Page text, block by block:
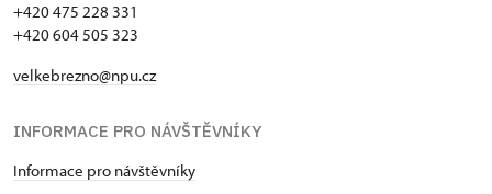
+420 475 228 331
+420 604 505 323
velkebrezno@npu.cz
INFORMACE PRO NÁVŠTĚVNÍKY
Informace pro návštěvníky